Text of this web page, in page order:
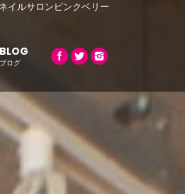
イルサロンピンクベリー
BLOG
ブログ